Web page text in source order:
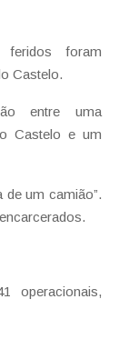
foram
Castelo.
entre uma
Castelo e um
de um camião”.
operacionais,